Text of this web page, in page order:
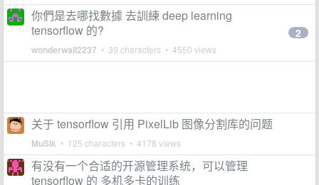
你們是去哪找數據 去訓練 deep learning
tensorflow 的?
wonderwall2237 • 39 characters • 4550 views
2
关于 tensorflow 引用 PixelLib 图像分割库的问题
MuSik • 125 characters • 4178 views
有没有一个合适的开源管理系统，可以管理
tensorflow 的 多机多卡的训练